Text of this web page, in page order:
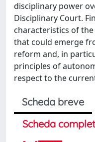
disciplinary power
Disciplinary Court.
characteristics of
that could emerge
reform and, in
principles of
respect to the
Scheda breve
Scheda